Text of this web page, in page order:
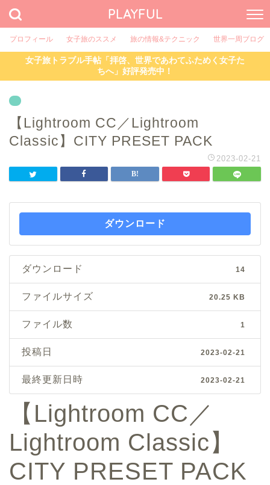
PLAYFUL
プロフィール 女子旅のススメ 旅の情報&テクニック 世界一周ブログ
女子旅トラブル手帖「拝啓、世界であわてふためく女子た
ちへ」好評発売中！
【Lightroom CC／Lightroom
Classic】CITY PRESET PACK
2023-02-21
ダウンロード
ダウンロード 14
ファイルサイズ 20.25 KB
ファイル数 1
投稿日 2023-02-21
最終更新日時 2023-02-21
【Lightroom CC／
Lightroom Classic】
CITY PRESET PACK